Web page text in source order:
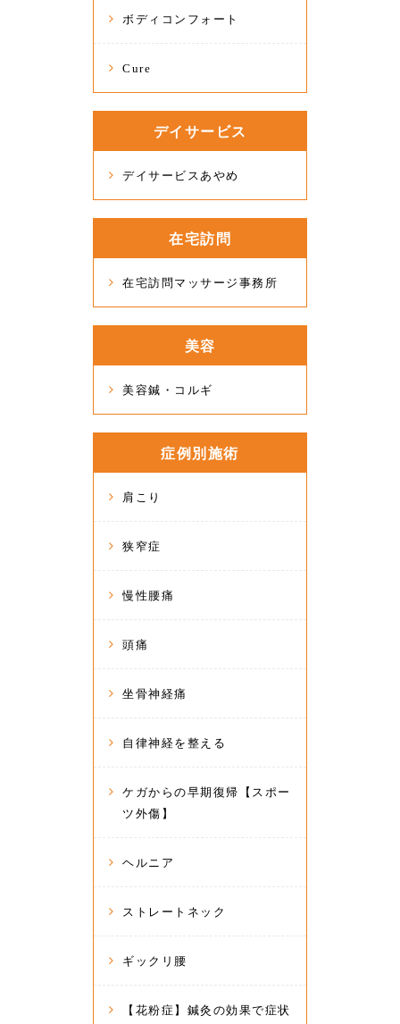
ボディコンフォート
Cure
デイサービス
デイサービスあやめ
在宅訪問
在宅訪問マッサージ事務所
美容
美容鍼・コルギ
症例別施術
肩こり
狭窄症
慢性腰痛
頭痛
坐骨神経痛
自律神経を整える
ケガからの早期復帰【スポー
ツ外傷】
ヘルニア
ストレートネック
ギックリ腰
【花粉症】鍼灸の効果で症状